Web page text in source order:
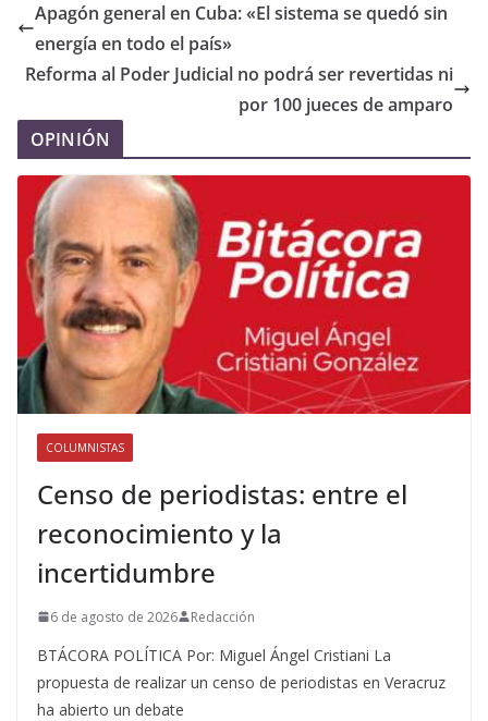
Apagón general en Cuba: «El sistema se quedó sin
energía en todo el país»
Reforma al Poder Judicial no podrá ser revertidas ni
por 100 jueces de amparo
OPINIÓN
COLUMNISTAS
Censo de periodistas: entre el
reconocimiento y la
incertidumbre
6 de agosto de 2026 Redacción
BTÁCORA POLÍTICA Por: Miguel Ángel Cristiani La
propuesta de realizar un censo de periodistas en Veracruz
ha abierto un debate